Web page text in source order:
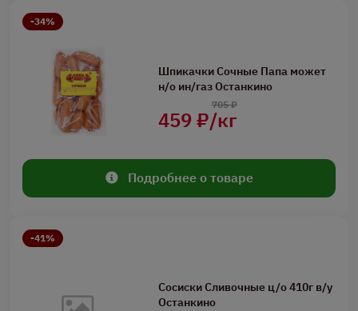
-34%
Шпикачки Сочные Папа может
н/о ин/газ Останкино
459 ₽/кг
705 ₽
Подробнее о товаре
-41%
Сосиски Сливочные ц/о 410г в/у
Останкино